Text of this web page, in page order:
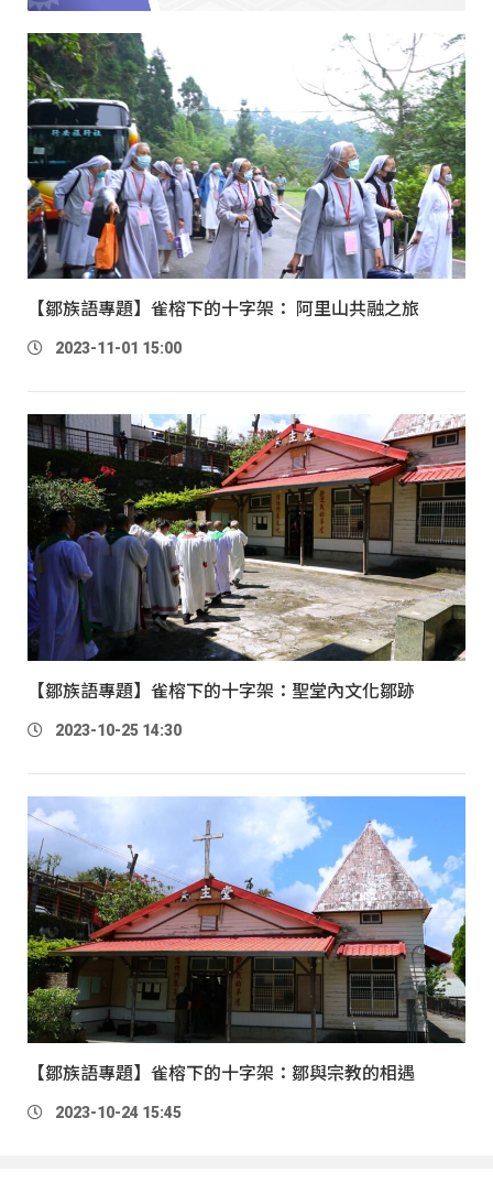
【鄒族語專題】雀榕下的十字架： 阿里山共融之旅
2023-11-01 15:00
【鄒族語專題】雀榕下的十字架：聖堂內文化鄒跡
2023-10-25 14:30
【鄒族語專題】雀榕下的十字架：鄒與宗教的相遇
2023-10-24 15:45